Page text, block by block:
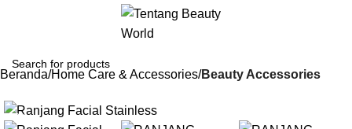
Beranda Home Care & Accessories Beauty Accessories
-13%